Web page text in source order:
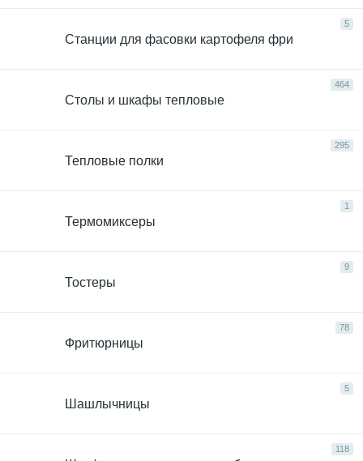
5
Станции для фасовки картофеля фри
464
Столы и шкафы тепловые
295
Тепловые полки
1
Термомиксеры
9
Тостеры
78
Фритюрницы
5
Шашлычницы
118